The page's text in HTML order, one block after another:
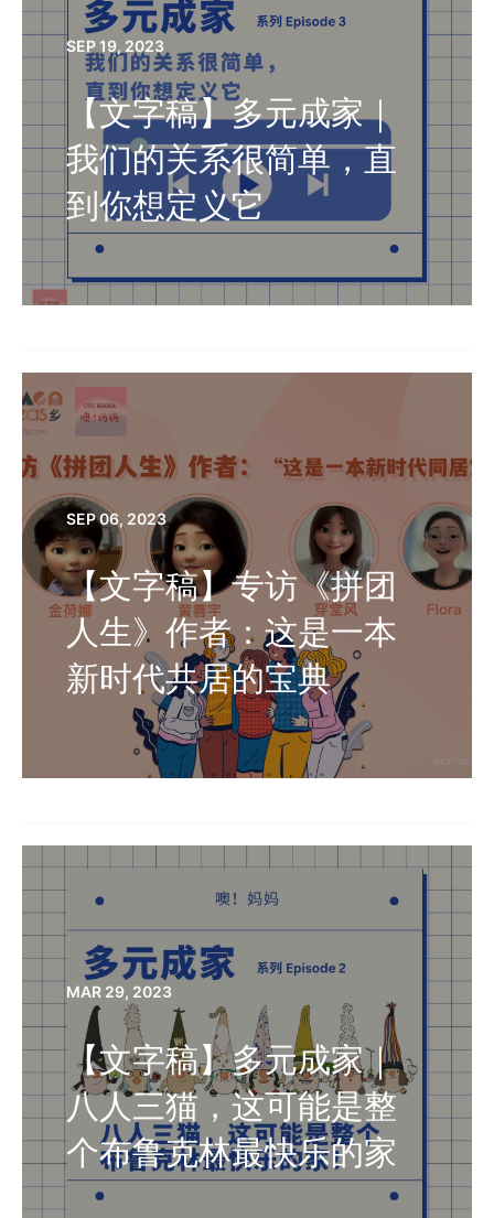
SEP 19, 2023
【文字稿】多元成家｜
我们的关系很简单，直
到你想定义它
SEP 06, 2023
【文字稿】专访《拼团
人生》作者：这是一本
新时代共居的宝典
MAR 29, 2023
【文字稿】多元成家｜
八人三猫，这可能是整
个布鲁克林最快乐的家